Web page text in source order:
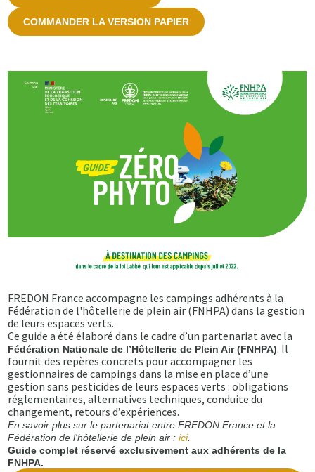
COMMANDER LA VERSION PAPIER
FREDON France accompagne les campings adhérents à la
Fédération de l'hôtellerie de plein air (FNHPA) dans la gestion
de leurs espaces verts.
Ce guide a été élaboré dans le cadre d’un partenariat avec la
Fédération Nationale de l’Hôtellerie de Plein Air (FNHPA). Il
fournit des repères concrets pour accompagner les
gestionnaires de campings dans la mise en place d’une
gestion sans pesticides de leurs espaces verts : obligations
réglementaires, alternatives techniques, conduite du
changement, retours d’expériences.
En savoir plus sur le partenariat entre FREDON France et la
Fédération de l'hôtellerie de plein air :ici.
Guide complet réservé exclusivement aux adhérents de la
FNHPA.